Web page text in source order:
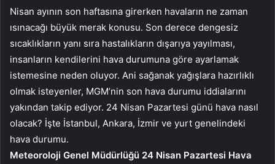
Nisan ayının son haftasına girerken havaların ne zaman
ısınacağı büyük merak konusu. Son derece dengesiz
sıcaklıkların yanı sıra hastalıkların dışarıya yayılması,
insanların kendilerini hava durumuna göre ayarlamak
istemesine neden oluyor. Ani sağanak yağışlara hazırlıklı
olmak isteyenler, MGM’nin son hava durumu iddialarını
yakından takip ediyor. 24 Nisan Pazartesi günü hava nasıl
olacak? İşte İstanbul, Ankara, İzmir ve yurt genelindeki
hava durumu.
Meteoroloji Genel Müdürlüğü 24 Nisan Pazartesi Hava